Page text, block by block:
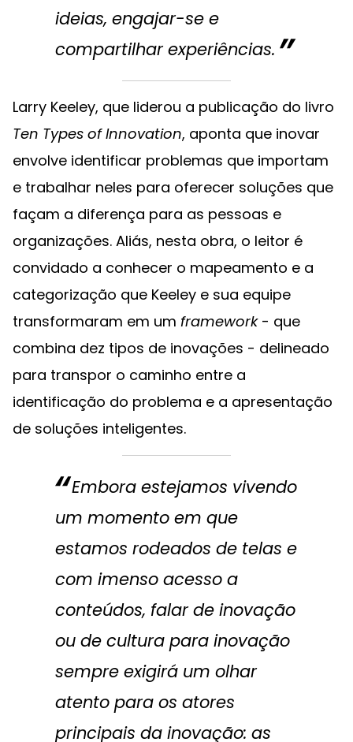
ideias, engajar-se e
compartilhar experiências.
Larry Keeley, que liderou a publicação do livro
Ten Types of Innovation, aponta que inovar
envolve identificar problemas que importam
e trabalhar neles para oferecer soluções que
façam a diferença para as pessoas e
organizações. Aliás, nesta obra, o leitor é
convidado a conhecer o mapeamento e a
categorização que Keeley e sua equipe
transformaram em um framework- que
combina dez tipos de inovações - delineado
para transpor o caminho entre a
identificação do problema e a apresentação
de soluções inteligentes.
Embora estejamos vivendo
um momento em que
estamos rodeados de telas e
com imenso acesso a
conteúdos, falar de inovação
ou de cultura para inovação
sempre exigirá um olhar
atento para os atores
principais da inovação: as